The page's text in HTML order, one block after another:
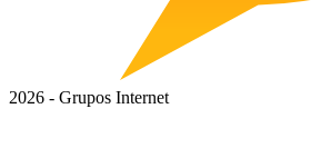
2026 - Grupos Internet